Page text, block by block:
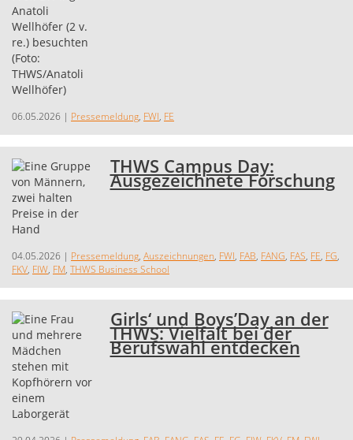
06.05.2026 | Pressemeldung, FWI, FE
THWS Campus Day:
Ausgezeichnete Forschung
04.05.2026 | Pressemeldung, Auszeichnungen, FWI, FAB, FANG, FAS, FE, FG,
FKV, FIW, FM, THWS Business School
Girls‘ und Boys’Day an der
THWS: Vielfalt bei der
Berufswahl entdecken